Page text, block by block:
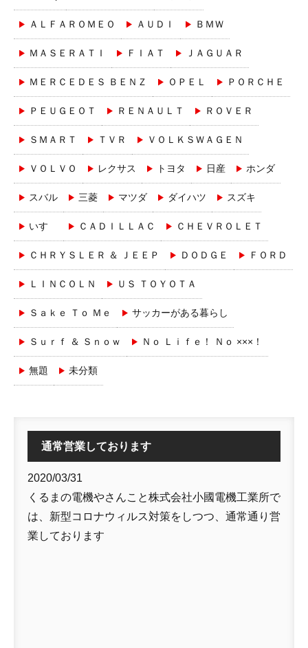
ＡＬＦＡＲＯＭＥＯ ＡＵＤＩ ＢＭＷ
ＭＡＳＥＲＡＴＩ ＦＩＡＴ ＪＡＧＵＡＲ
ＭＥＲＣＥＤＥＳ ＢＥＮＺ ＯＰＥＬ ＰＯＲＣＨＥ
ＰＥＵＧＥＯＴ ＲＥＮＡＵＬＴ ＲＯＶＥＲ
ＳＭＡＲＴ ＴＶＲ ＶＯＬＫＳＷＡＧＥＮ
ＶＯＬＶＯ レクサス トヨタ 日産 ホンダ
スバル 三菱 マツダ ダイハツ スズキ
いすゞ ＣＡＤＩＬＬＡＣ ＣＨＥＶＲＯＬＥＴ
ＣＨＲＹＳＬＥＲ ＆ ＪＥＥＰ ＤＯＤＧＥ ＦＯＲＤ
ＬＩＮＣＯＬＮ ＵＳ ＴＯＹＯＴＡ
Ｓａｋｅ Ｔｏ Ｍｅ サッカーがある暮らし
Ｓｕｒｆ ＆ Ｓｎｏｗ Ｎｏ Ｌｉｆｅ！ Ｎｏ ×××！
無題 未分類
通常営業しております
2020/03/31
くるまの電機やさんこと株式会社小國電機工業所で
は、新型コロナウィルス対策をしつつ、通常通り営
業しております